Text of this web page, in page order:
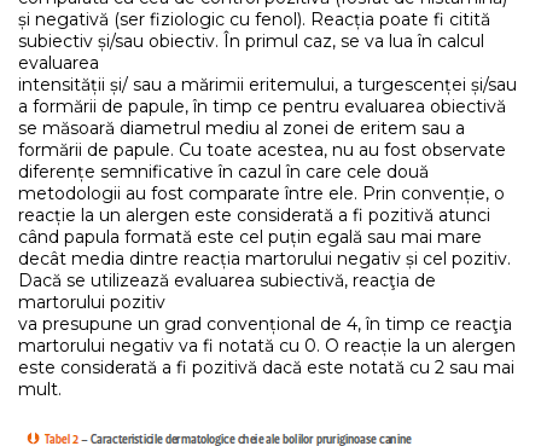
și negativă (ser fiziologic cu fenol). Reacția poate fi citită
subiectiv și/sau obiectiv. În primul caz, se va lua în calcul
evaluarea
intensității și/ sau a mărimii eritemului, a turgescenței și/sau
a formării de papule, în timp ce pentru evaluarea obiectivă
se măsoară diametrul mediu al zonei de eritem sau a
formării de papule. Cu toate acestea, nu au fost observate
diferențe semnificative în cazul în care cele două
metodologii au fost comparate între ele. Prin convenție, o
reacție la un alergen este considerată a fi pozitivă atunci
când papula formată este cel puțin egală sau mai mare
decât media dintre reacția martorului negativ și cel pozitiv.
Dacă se utilizează evaluarea subiectivă, reacţia de
martorului pozitiv
va presupune un grad convențional de 4, în timp ce reacţia
martorului negativ va fi notată cu 0. O reacție la un alergen
este considerată a fi pozitivă dacă este notată cu 2 sau mai
mult.